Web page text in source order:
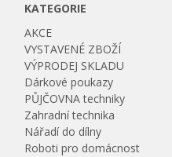
KATEGORIE
AKCE
VYSTAVENÉ ZBOŽÍ
VÝPRODEJ SKLADU
Dárkové poukazy
PŮJČOVNA techniky
Zahradní technika
Nářadí do dílny
Roboti pro domácnost